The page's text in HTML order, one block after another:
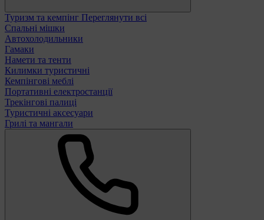
Туризм та кемпінг Переглянути всі
Спальні мішки
Автохолодильники
Гамаки
Намети та тенти
Килимки туристичні
Кемпінгові меблі
Портативні електростанції
Трекінгові палиці
Туристичні аксесуари
Грилі та мангали